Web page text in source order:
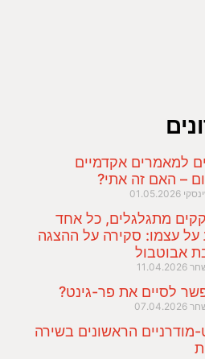
למאמרים אקדמיים
– האם זה אתי?
01.05.2026
מתגלגלים, כל אחד
על עצמו: סקירה על ההצגה
אבוטבול
11.04.2026
לסיים את פר-גינט?
07.04.2026
מודרניים הראשונים בשירה